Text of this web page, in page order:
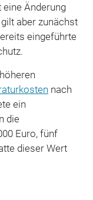
eine Änderung
aber zunächst
eingeführte
nach
ein
die
Euro, fünf
dieser Wert